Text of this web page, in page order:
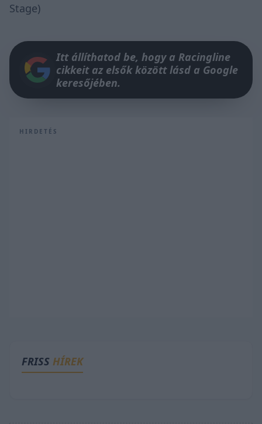
Stage)
Itt állíthatod be, hogy a Racingline
cikkeit az elsők között lásd a Google
keresőjében.
HIRDETÉS
FRISS HÍREK